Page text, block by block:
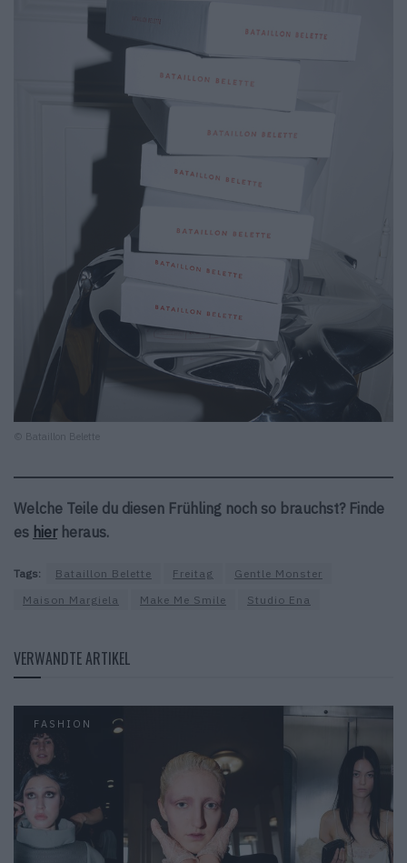
© Bataillon Belette
Welche Teile du diesen Frühling noch so brauchst? Finde
es hierheraus.
Tags: Bataillon Belette Freitag
Gentle Monster
Maison Margiela
Make Me Smile Studio Ena
VERWANDTE ARTIKEL
FASHION